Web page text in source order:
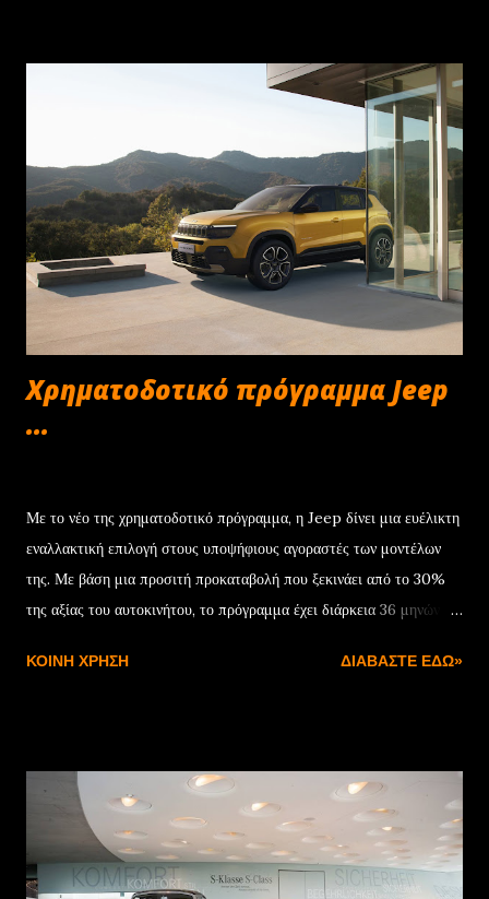
Χρηματοδοτικό πρόγραμμα Jeep
...
Με το νέο της χρηματοδοτικό πρόγραμμα, η Jeep δίνει μια ευέλικτη
εναλλακτική επιλογή στους υποψήφιους αγοραστές των μοντέλων
της. Με βάση μια προσιτή προκαταβολή που ξεκινάει από το 30%
της αξίας του αυτοκινήτου, το πρόγραμμα έχει διάρκεια 36 μηνών
ολοκληρωθεί η προγραμματισμένη διάρκεια της χρηματοδότησης, ο
του αυτοκινήτου, ενώ η τρίτη αφορά στην επιστροφή με
προσυμφωνημένη αξία που θα χρησιμοποιηθεί ως προκαταβολή για
την αγορά ενός νέου Jeep. Με βάση αυτά τα δεδομένα, το Jeep
Avenger στην έκδοση με τον κινητήρα 100 HP γίνεται δικό σας με
ΚΟΙΝΉ ΧΡΉΣΗ ΔΙΑΒΆΣΤΕ ΕΔΏ»